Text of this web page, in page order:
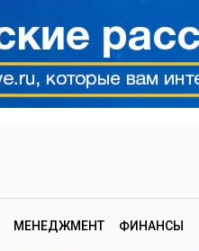
МЕНЕДЖМЕНТ ФИНАНСЫ